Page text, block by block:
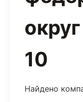
10
Найдено